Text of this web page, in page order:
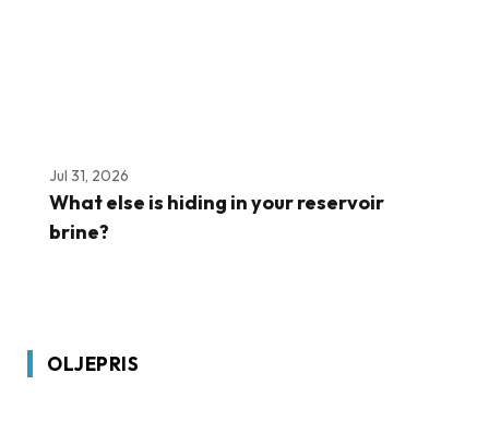
Jul 31, 2026
What else is hiding in your reservoir
brine?
OLJEPRIS